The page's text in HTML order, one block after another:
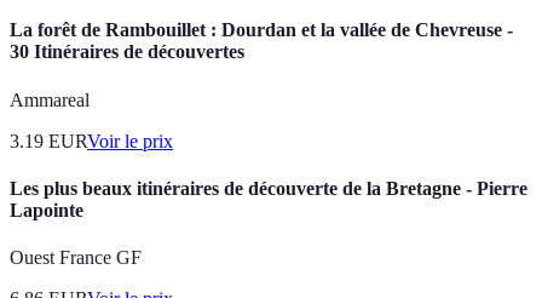
La forêt de Rambouillet : Dourdan et la vallée de Chevreuse -
30 Itinéraires de découvertes
Ammareal
3.19 EURVoir le prix
Les plus beaux itinéraires de découverte de la Bretagne - Pierre
Lapointe
Ouest France GF